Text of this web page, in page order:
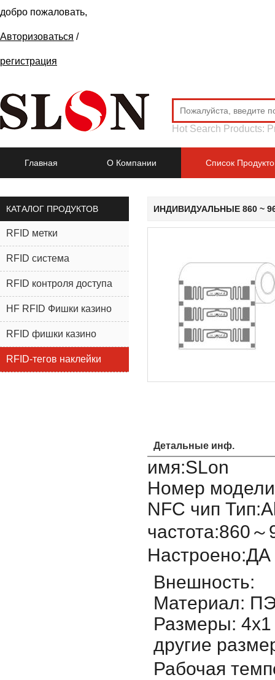
добро пожаловать,
Авторизоваться /
регистрация
Hot Search Products:
Главная О Компании Список
КАТАЛОГ ПРОДУКТОВ
RFID метки
RFID система
RFID контроля доступа
HF RFID Фишки казино
RFID фишки казино
RFID-тегов наклейки
ИНДИВИДУАЛЬНЫЕ 860 ~
Детальные инф.
имя:SLon
Номер
NFC чип
частота:860
Настроено:ДА
Внешность:
Материал:
Размеры:
другие
Рабочая